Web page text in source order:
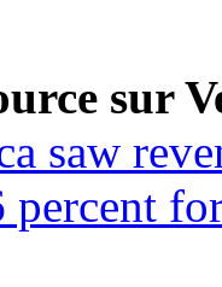
sur
saw
percent